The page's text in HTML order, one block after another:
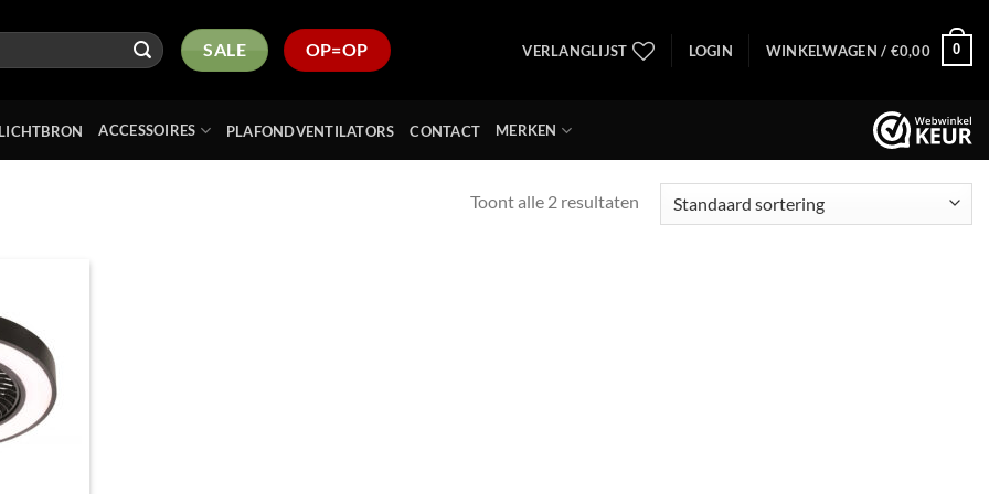
SALE OP=OP VERLANGLIJST LOGIN WINKELWAGEN / €0,00 0
LICHTBRON ACCESSOIRES PLAFONDVENTILATORS CONTACT MERKEN
Toont alle 2 resultaten
Toevoegen
aan
verlanglijst